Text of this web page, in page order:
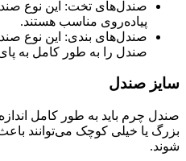
صندل‌های تخت: این نوع
پیاده‌روی مناسب هستند.
صندل‌های بندی: این نوع
صندل را به طور کامل به
سایز صندل
صندل چرم باید به طور کامل
بزرگ یا خیلی کوچک می‌توانند
شوند.